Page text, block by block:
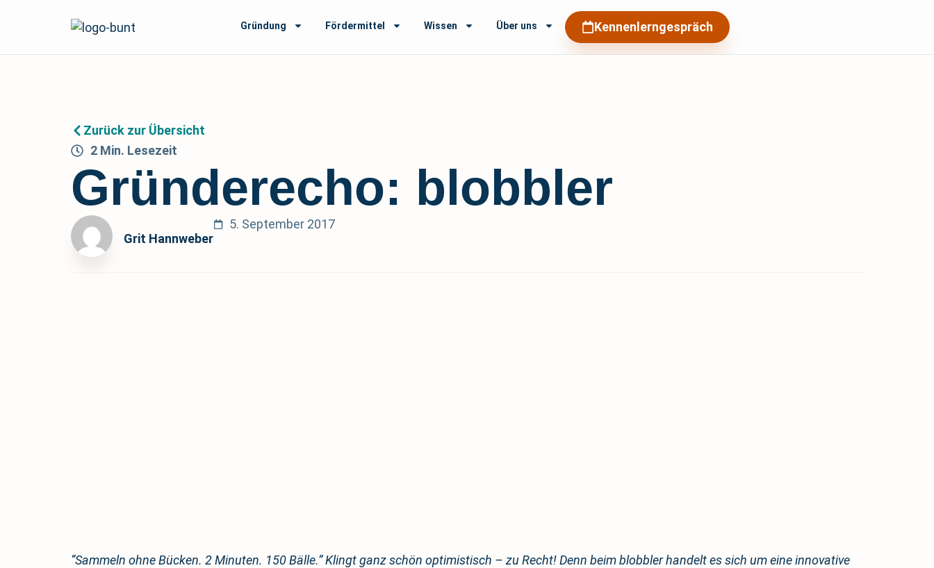
Gründung Fördermittel Wissen Über uns Kennenlerngespräch
Zurück zur Übersicht
2 Min. Lesezeit
Gründerecho: blobbler
Grit Hannweber
5. September 2017
“Sammeln ohne Bücken. 2 Minuten. 150 Bälle.” Klingt ganz schön optimistisch – zu Recht! Denn beim blobbler handelt es sich um eine innovative